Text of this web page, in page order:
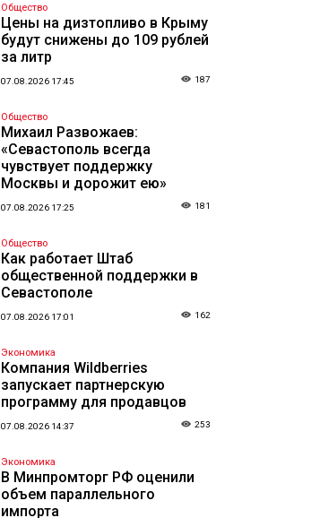
Общество
Цены на дизтопливо в Крыму
будут снижены до 109 рублей
за литр
07.08.2026 17:45 187
Общество
Михаил Развожаев:
«Севастополь всегда
чувствует поддержку
Москвы и дорожит ею»
07.08.2026 17:25 181
Общество
Как работает Штаб
общественной поддержки в
Севастополе
07.08.2026 17:01 162
Экономика
Компания Wildberries
запускает партнерскую
программу для продавцов
07.08.2026 14:37 253
Экономика
В Минпромторг РФ оценили
объем параллельного
импорта